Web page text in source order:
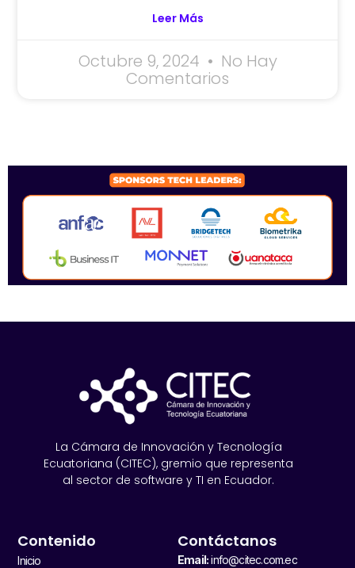
Leer Más
Octubre 9, 2024 No Hay
Comentarios
La Cámara de Innovación y Tecnología
Ecuatoriana (CITEC), gremio que representa
al sector de software y TI en Ecuador.
Contenido
Inicio
Contáctanos
Email:info@citec.com.ec